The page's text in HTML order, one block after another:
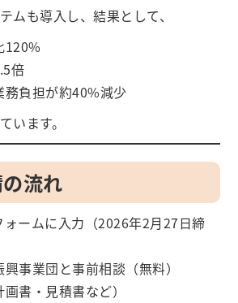
ムも導入し、結果として、
120%
倍
務負担が約40%減少
います。
流れ
ォームに入力（2026年2月27日締
事業団と事前相談（無料）
書・見積書など）